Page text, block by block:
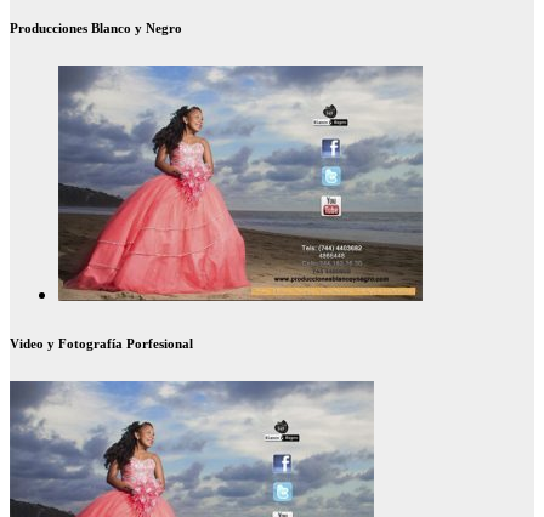
Producciones Blanco y Negro
Video y Fotografía Porfesional